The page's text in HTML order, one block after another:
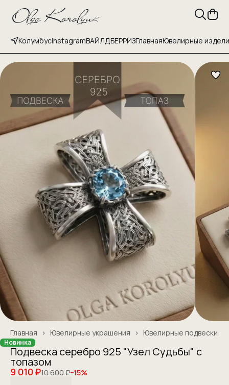
КолумбусinstagramВАЙЛДБЕРРИЗГлавнаяЮвелирные
Ювелирные подвески
Ювелирные украшения ›
Главная ›
Новинка
Подвеска серебро 925 "Узел Судьбы" c
топазом
9 010 ₽10 600 ₽−15%